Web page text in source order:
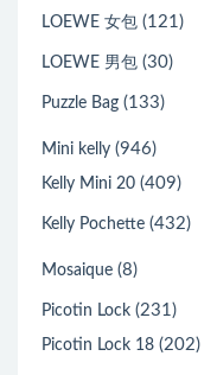
LOEWE 女包 (121)
LOEWE 男包 (30)
Puzzle Bag (133)
Mini kelly (946)
Kelly Mini 20 (409)
Kelly Pochette (432)
Mosaique (8)
Picotin Lock (231)
Picotin Lock 18 (202)